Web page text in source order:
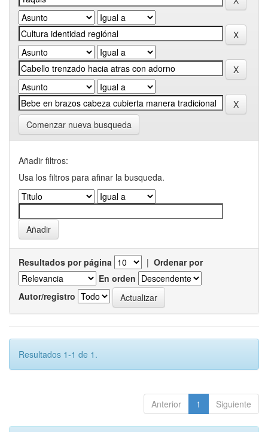
Comenzar nueva busqueda
Añadir filtros:
Usa los filtros para afinar la busqueda.
Resultados por página | Ordenar por
En orden
Autor/registro
Resultados 1-1 de 1.
Anterior 1 Siguiente